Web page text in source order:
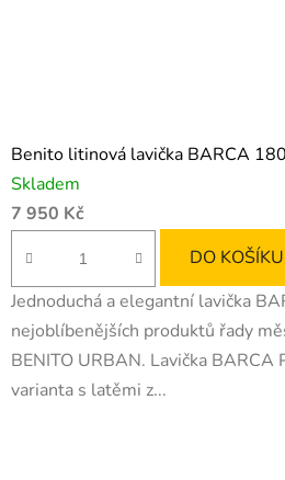
Benito litinová lavička BARCA
Skladem
7 950 Kč
DO KOŠÍKU
Jednoduchá a elegantní lavička
nejoblíbenějších produktů řady
BENITO URBAN. Lavička BARCA
varianta s latěmi z...